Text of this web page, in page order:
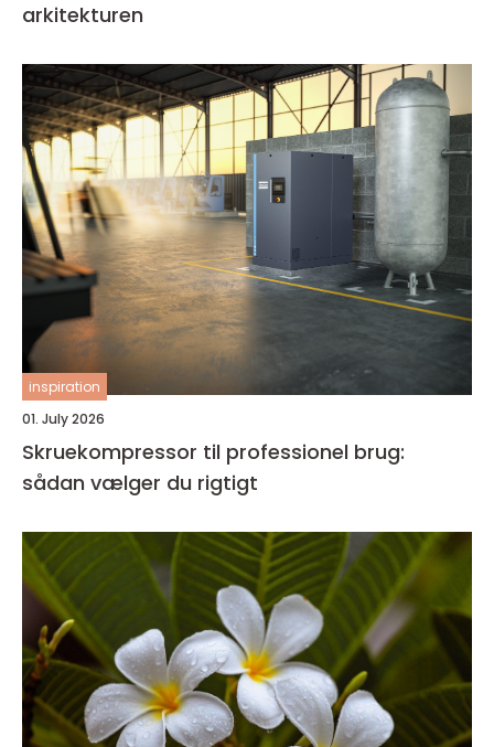
arkitekturen
inspiration
01. July 2026
Skruekompressor til professionel brug:
sådan vælger du rigtigt